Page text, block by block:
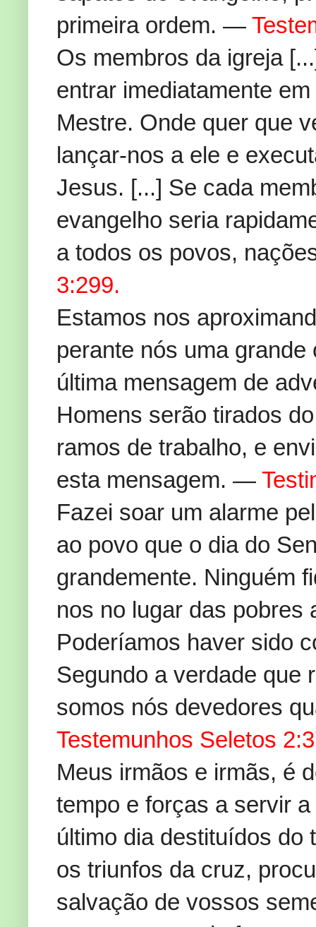
primeira ordem. —
Os membros da igreja
entrar imediatamente
Mestre. Onde quer que
lançar-nos a ele e
Jesus. [...] Se cada
evangelho seria
a todos os povos,
3:299.
Estamos nos
perante nós uma
última mensagem de
Homens serão tirados
ramos de trabalho, e
esta mensagem. —
Fazei soar um alarme
ao povo que o dia do
grandemente. Ninguém
nos no lugar das pobres
Poderíamos haver sido
Segundo a verdade que
somos nós devedores
Testemunhos Seletos
Meus irmãos e irmãs, é
tempo e forças a servir
último dia destituídos do
os triunfos da cruz,
salvação de vossos